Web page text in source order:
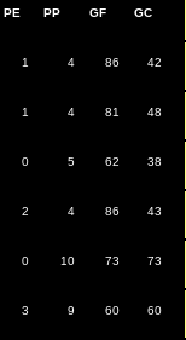
PE PP GF GC
1 4 86 42
1 4 81 48
0 5 62 38
2 4 86 43
0 10 73 73
3 9 60 60